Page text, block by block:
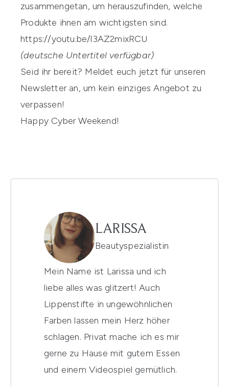
zusammengetan, um herauszufinden, welche
Produkte ihnen am wichtigsten sind.
https://youtu.be/l3AZ2mixRCU
(deutsche Untertitel verfügbar)
Seid ihr bereit? Meldet euch jetzt für unseren
Newsletter an, um kein einziges Angebot zu
verpassen!
Happy Cyber Weekend!
LARISSA
Beautyspezialistin
Mein Name ist Larissa und ich
liebe alles was glitzert! Auch
Lippenstifte in ungewöhnlichen
Farben lassen mein Herz höher
schlagen. Privat mache ich es mir
gerne zu Hause mit gutem Essen
und einem Videospiel gemütlich.